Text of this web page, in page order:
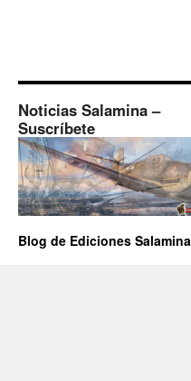
Noticias Salamina –
Suscríbete
Blog de Ediciones Salamina